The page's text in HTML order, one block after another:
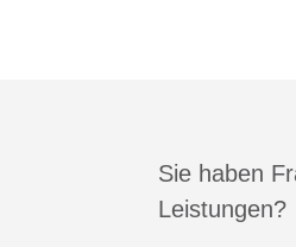
Sie haben
Leistungen?